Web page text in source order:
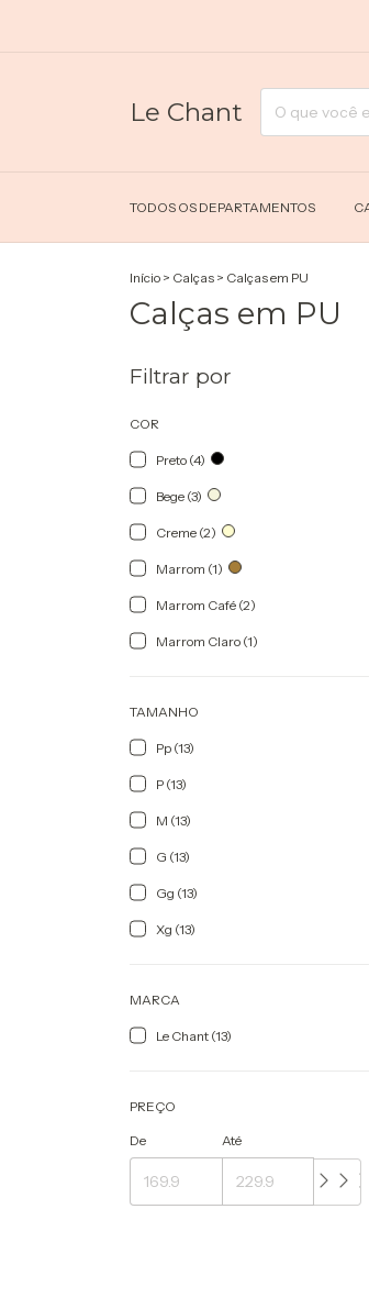
Le Chant
TODOS OS DEPARTAMENTOS
Início > Calças > Calças em PU
Calças em PU
Filtrar por
COR
Preto (4)
Bege (3)
Creme (2)
Marrom (1)
Marrom Café (2)
Marrom Claro (1)
TAMANHO
Pp (13)
P (13)
M (13)
G (13)
Gg (13)
Xg (13)
MARCA
Le Chant (13)
PREÇO
De Até